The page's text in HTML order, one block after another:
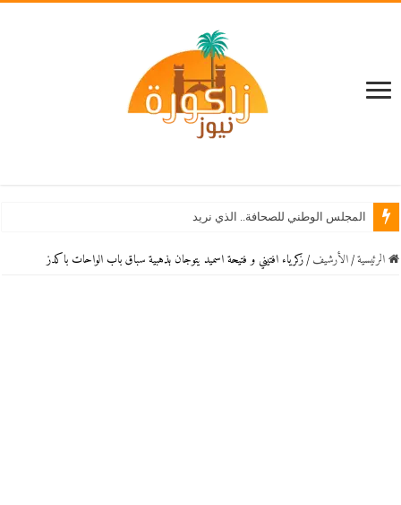
المجلس الوطني للصحافة.. الذي نريد
الرئيسية / اﻷرشيف / زكرياء افتيني و فتيحة اسميد يتوجان بذهبية سباق باب الواحات باكدز